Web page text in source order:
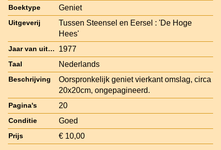
Boektype Geniet
Uitgeverij
Tussen Steensel en Eersel : 'De Hoge
Hees'
Jaar van uitgave 1977
Taal Nederlands
Beschrijving
Oorspronkelijk geniet vierkant omslag, circa
20x20cm, ongepagineerd.
Pagina's 20
Conditie Goed
Prijs € 10,00